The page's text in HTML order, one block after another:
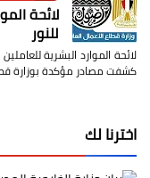
لائحة
للنور
لائحة الموارد البشرية
كشفت مصادر مؤكدة بوزارة
اخترنا لك